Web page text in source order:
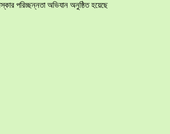
পরিচ্ছন্নতা অভিযান অনুষ্ঠিত হয়েছে